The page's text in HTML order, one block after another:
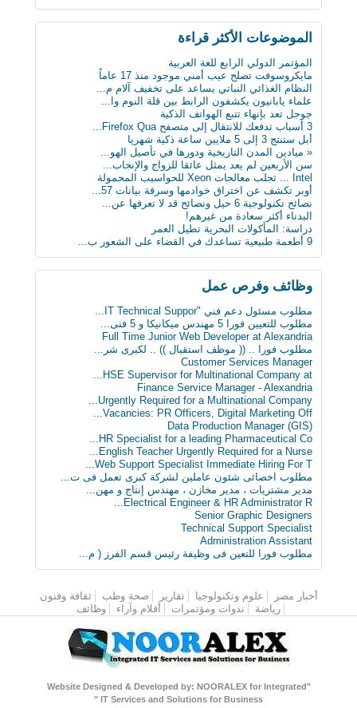
بعد 3 عقود عدد الروبوتات سيفوق تعداد البشر بن...
أول ساعة ذكية للمكفوفين.. تحسس الرسائل على ال...
كيف تعطّل تحديث فيس بوك الذي أزعج الجميع؟
دراسة : كيلو عسل النحل يمنح طاقة تعادل 3 آلاف...
سن الأربعين لم يعد يمثل عائقا للزواج والإنجاب...
ثورة في عالم الطب: حبوب مبتكرة تنقل البيانات...
علماء يابانيون يكشفون الرابط بين قلة النوم وا...
دماغك قد يقتلك بسبب السكر
8 حيل ذكية تجعل حياتك أسهل
« ميادين المدن التاريخية ودورها في تأصيل الهو...
ابتكار طبي يستخدم سائلا غير الدم لقياس مستوى...
دراسة: المأكولات البحرية تطيل العمر
البدناء أكثر سعادة من غيرهم!
الموضوعات اﻷكثر قراءة
المؤتمر الدولي الرابع للغة العربية
مايكروسوفت تصلح عيب أمني موجود منذ 17 عاماً
النظام الغذائي النباتي يساعد على تخفيف آلام م...
علماء يابانيون يكشفون الرابط بين قلة النوم وا...
جوجل تعد بإنهاء تتبع الهواتف الذكية
3 أسباب تدفعك للانتقال إلى متصفح Firefox Qua...
أبل ستنتج 3 إلى 5 ملايين ساعة ذكية شهريا
« ميادين المدن التاريخية ودورها في تأصيل الهو...
سن الأربعين لم يعد يمثل عائقا للزواج والإنجاب...
Intel ... تجلب معالجات Xeon للحواسيب المحمولة
أوبر تكشف عن اختراق خوادمها وسرقة بيانات 57...
نصائح تكنولوجية 6 حيل ونصائح قد لا تعرفها عن...
البدناء أكثر سعادة من غيرهم!
دراسة: المأكولات البحرية تطيل العمر
9 أطعمة طبيعية تساعدك في القضاء على الشعور ب...
وظائف وفرص عمل
مطلوب مسئول دعم فني "IT Technical Suppor...
مطلوب للتعيين فورا 5 مهندس ميكانيكا و 5 فنى...
Full Time Junior Web Developer at Alexandria
مطلوب‬ فورا .. (( موظف استقبال )) .. لكبرى شر...
Customer Services Manager
HSE Supervisor for Multinational Company at...
Finance Service Manager - Alexandria
Urgently Required for a Multinational Company...
Vacancies: PR Officers, Digital Marketing Off...
Data Production Manager (GIS)
HR Specialist for a leading Pharmaceutical Co...
English Teacher Urgently Required for a Nurse...
Web Support Specialist Immediate Hiring For T...
مطلوب اخصائى شئون عاملين لشركة كبرى تعمل فى ت...
مدير مشتريات ، مدير مخازن ، مهندس إنتاج و مهن...
Electrical Engineer & HR Administrator R...
Senior Graphic Designers
Technical Support Specialist
Administration Assistant
مطلوب فورا للتعين فى وظيفة رئيس قسم الفرز ( م...
القائمة الرئيسية
أخبار مصر علوم وتكنولوجيا تقارير صحة وطب
ثقافة وفنون
رياضة
ندوات ومؤتمرات أقلام وآراء وظائف
"Website Designed & Developed by: NOORALEX for Integrated
IT Services and Solutions for Business "